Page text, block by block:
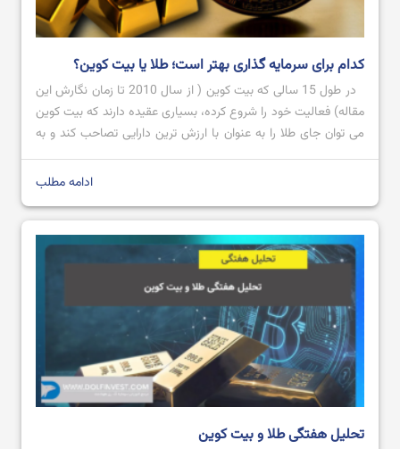
کدام برای سرمایه گذاری بهتر است؛ طلا یا بیت کوین؟
در طول 15 سالی که بیت کوین ( از سال 2010 تا زمان نگارش این
مقاله) فعالیت خود را شروع کرده، بسیاری عقیده دارند که بیت کوین
می توان جای طلا را به عنوان با ارزش ترین دارایی تصاحب کند و به
عنوان طلای دیجیتال شناخته شود؛ اما تاکنون که چنین اتفاقی
ادامه مطلب
تحلیل هفتگی طلا و بیت کوین